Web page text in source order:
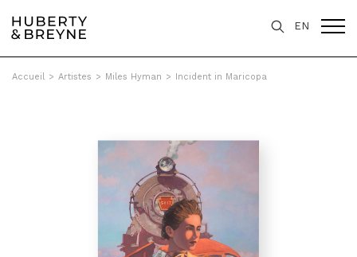
EN
Accueil > Artistes > Miles Hyman > Incident in Maricopa